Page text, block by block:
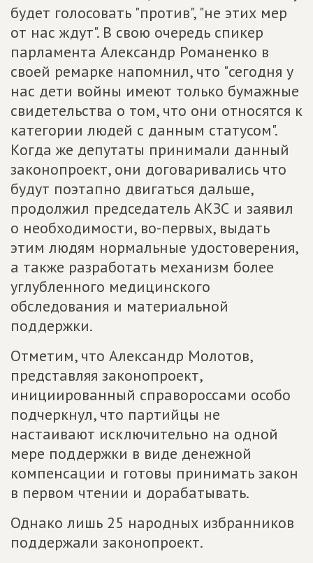
будет голосовать "против", "не этих мер
от нас ждут". В свою очередь спикер
парламента Александр Романенко в
своей ремарке напомнил, что "сегодня у
нас дети войны имеют только бумажные
свидетельства о том, что они относятся к
категории людей с данным статусом".
Когда же депутаты принимали данный
законопроект, они договаривались что
будут поэтапно двигаться дальше,
продолжил председатель АКЗС и заявил
о необходимости, во-первых, выдать
этим людям нормальные удостоверения,
а также разработать механизм более
углубленного медицинского
обследования и материальной
поддержки.
Отметим, что Александр Молотов,
представляя законопроект,
инициированный справороссами особо
подчеркнул, что партийцы не
настаивают исключительно на одной
мере поддержки в виде денежной
компенсации и готовы принимать закон
в первом чтении и дорабатывать.
Однако лишь 25 народных избранников
поддержали законопроект.